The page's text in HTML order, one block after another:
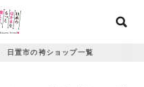
日置市の袴ショップ一覧